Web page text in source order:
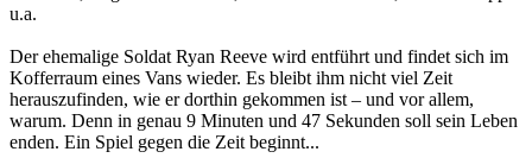
u.a.
Der ehemalige Soldat Ryan Reeve wird entführt und findet sich im
Kofferraum eines Vans wieder. Es bleibt ihm nicht viel Zeit
herauszufinden, wie er dorthin gekommen ist – und vor allem,
warum. Denn in genau 9 Minuten und 47 Sekunden soll sein Leben
enden. Ein Spiel gegen die Zeit beginnt...